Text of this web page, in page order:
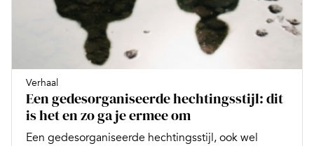
Verhaal
Een gedesorganiseerde hechtingsstijl: dit
is het en zo ga je ermee om
Een gedesorganiseerde hechtingsstijl, ook wel